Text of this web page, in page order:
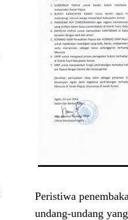
Peristiwa
undang-undang